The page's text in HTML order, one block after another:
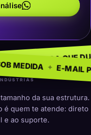
QUE DURA ✦ SEM
✦ SITES SOB
da sua estrutura.
é quem te atende: direto
e ao suporte.